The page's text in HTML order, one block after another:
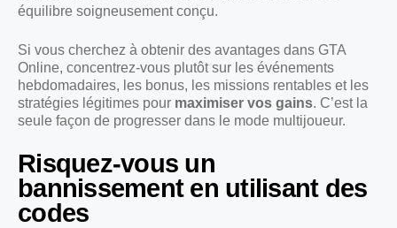
équilibre soigneusement conçu.
Si vous cherchez à obtenir des avantages dans GTA
Online, concentrez-vous plutôt sur les événements
hebdomadaires, les bonus, les missions rentables et les
stratégies légitimes pour maximiser vos gains. C’est la
seule façon de progresser dans le mode multijoueur.
Risquez-vous un
bannissement en utilisant des
codes